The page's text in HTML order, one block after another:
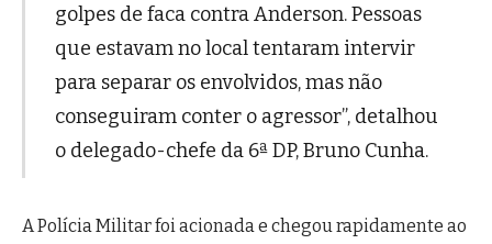
golpes de faca contra Anderson. Pessoas
que estavam no local tentaram intervir
para separar os envolvidos, mas não
conseguiram conter o agressor”, detalhou
o delegado-chefe da 6ª DP, Bruno Cunha.
A Polícia Militar foi acionada e chegou rapidamente ao